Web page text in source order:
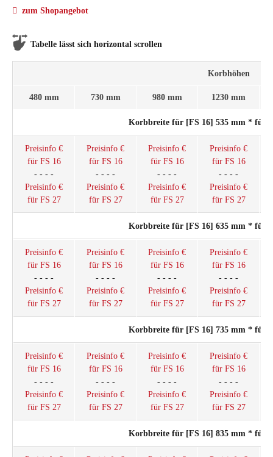
zum Shopangebot
Tabelle lässt sich horizontal scrollen
Korbhöhen
480 mm 730 mm 980 mm 1230 mm
Korbbreite für [FS 16] 535 mm * für
Preisinfo €
für FS 16
- - - -
Preisinfo €
für FS 27
Preisinfo €
für FS 16
- - - -
Preisinfo €
für FS 27
Preisinfo €
für FS 16
- - - -
Preisinfo €
für FS 27
Preisinfo €
für FS 16
- - - -
Preisinfo €
für FS 27
Korbbreite für [FS 16] 635 mm * für
Preisinfo €
für FS 16
- - - -
Preisinfo €
für FS 27
Preisinfo €
für FS 16
- - - -
Preisinfo €
für FS 27
Preisinfo €
für FS 16
- - - -
Preisinfo €
für FS 27
Preisinfo €
für FS 16
- - - -
Preisinfo €
für FS 27
Korbbreite für [FS 16] 735 mm * für
Preisinfo €
für FS 16
- - - -
Preisinfo €
für FS 27
Preisinfo €
für FS 16
- - - -
Preisinfo €
für FS 27
Preisinfo €
für FS 16
- - - -
Preisinfo €
für FS 27
Preisinfo €
für FS 16
- - - -
Preisinfo €
für FS 27
Korbbreite für [FS 16] 835 mm * für